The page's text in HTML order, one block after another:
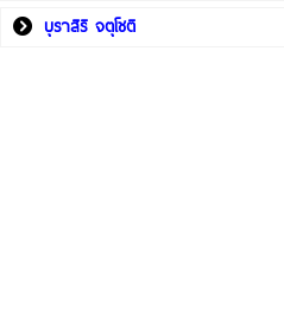
บุราสิริ จตุโชติ